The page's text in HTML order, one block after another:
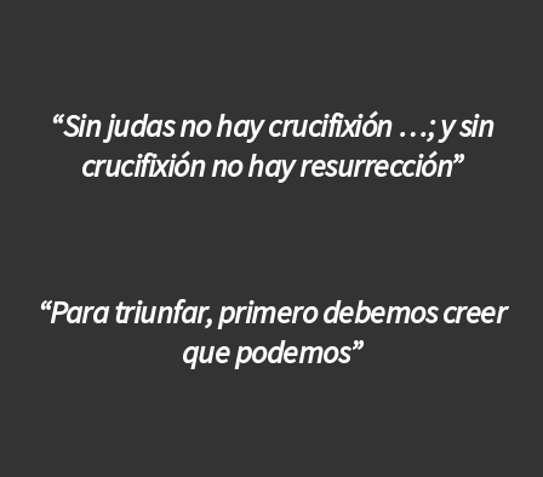
“Sin judas no hay crucifixión …; y sin
crucifixión no hay resurrección”
“Para triunfar, primero debemos creer
que podemos”